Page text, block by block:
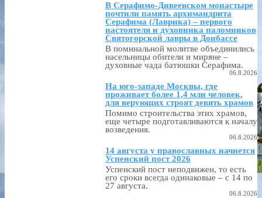
В Серафимо-Дивеевском монастыре
почтили память архимандрита
Серафима (Лаврика) – первого
настоятеля и духовника паломников
Святогорской лавры в Донбассе
В поминальной молитве объединились
насельницы обители и миряне –
духовные чада батюшки Серафима.
06.8.2026
На юго-западе Москвы, где
проживает более 1,4 млн человек,
для верующих строят девять храмов
Помимо строительства этих храмов,
еще четыре подготавливаются к началу
возведения.
06.8.2026
14 августа у православных начнется
Успенский пост 2026
Успенский пост неподвижен, то есть
его сроки всегда одинаковые – с 14 по
27 августа.
06.8.2026